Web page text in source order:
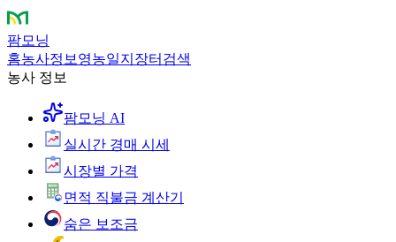
팜모닝
홈농사정보 영농일지 장터 검색
농사 정보
팜모닝 AI
실시간 경매 시세
시장별 가격
면적 직불금 계산기
숨은 보조금